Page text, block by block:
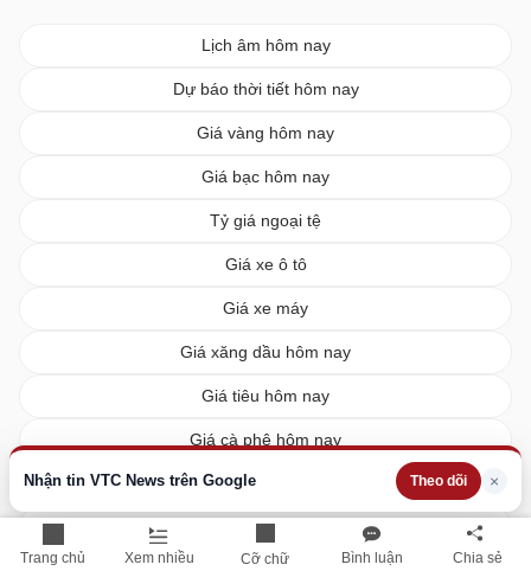
Trang chủ Xem nhiều Cỡ chữ Bình luận Chia sẻ
Nhận tin VTC News trên Google Theo dõi ×
Lịch âm hôm nay
Dự báo thời tiết hôm nay
Giá vàng hôm nay
Giá bạc hôm nay
Tỷ giá ngoại tệ
Giá xe ô tô
Giá xe máy
Giá xăng dầu hôm nay
Giá tiêu hôm nay
Giá cà phê hôm nay
Giá lúa gạo hôm nay
XSMN hôm nay